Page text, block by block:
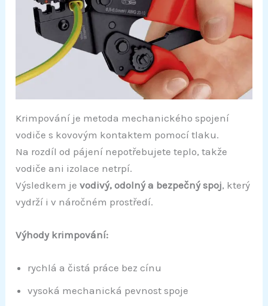
Krimpování je metoda mechanického spojení
vodiče s kovovým kontaktem pomocí tlaku.
Na rozdíl od pájení nepotřebujete teplo, takže
vodiče ani izolace netrpí.
Výsledkem jevodivý, odolný a bezpečný spoj, který
vydrží i v náročném prostředí.
Výhody krimpování:
rychlá a čistá práce bez cínu
vysoká mechanická pevnost spoje